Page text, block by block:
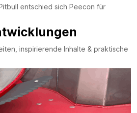
entschied sich Peecon für
inspirierende Inhalte & praktische